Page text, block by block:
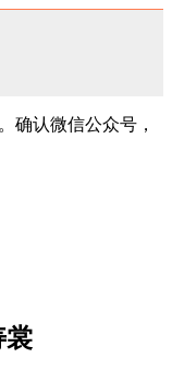
。确认微信公众号，
裳